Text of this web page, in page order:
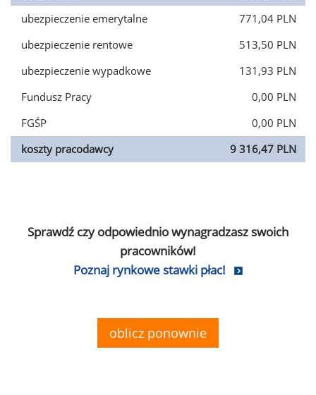
ubezpieczenie emerytalne
771,04 PLN
ubezpieczenie rentowe
513,50 PLN
ubezpieczenie wypadkowe
131,93 PLN
Fundusz Pracy
0,00 PLN
FGŚP
0,00 PLN
koszty pracodawcy
9 316,47 PLN
Sprawdź czy odpowiednio wynagradzasz swoich
pracowników!
Poznaj rynkowe stawki płac!
oblicz ponownie